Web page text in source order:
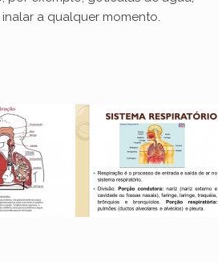
a qualquer momento.